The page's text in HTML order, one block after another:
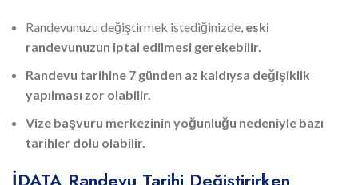
Randevunuzu değiştirmek istediğinizde, eski
randevunuzun iptal edilmesi gerekebilir.
Randevu tarihine 7 günden az kaldıysa değişiklik
yapılması zor olabilir.
Vize başvuru merkezinin yoğunluğu nedeniyle bazı
tarihler dolu olabilir.